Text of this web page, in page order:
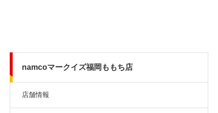
namcoマークイズ福岡ももち店
店舗情報